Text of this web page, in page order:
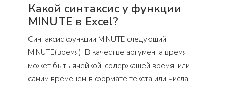
Какой синтаксис у функции
MINUTE в Excel?
Синтаксис функции MINUTE следующий:
MINUTE(время). В качестве аргумента время
может быть ячейкой, содержащей время, или
самим временем в формате текста или числа.